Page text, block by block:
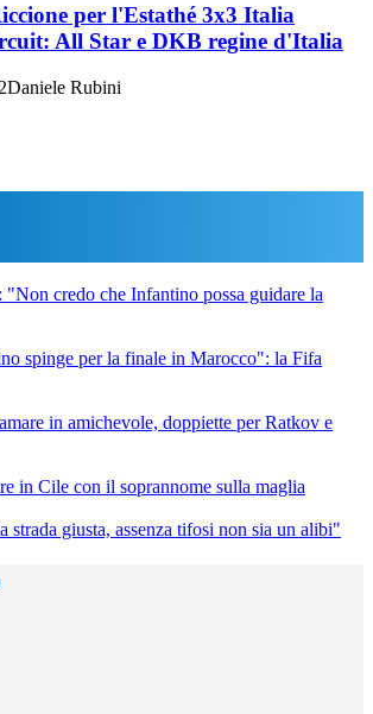
per l'Estathé 3x3 Italia
All Star e DKB regine d'Italia
Daniele Rubini
"Non credo che Infantino possa guidare la
spinge per la finale in Marocco": la Fifa
in amichevole, doppiette per Ratkov e
in Cile con il soprannome sulla maglia
strada giusta, assenza tifosi non sia un alibi"